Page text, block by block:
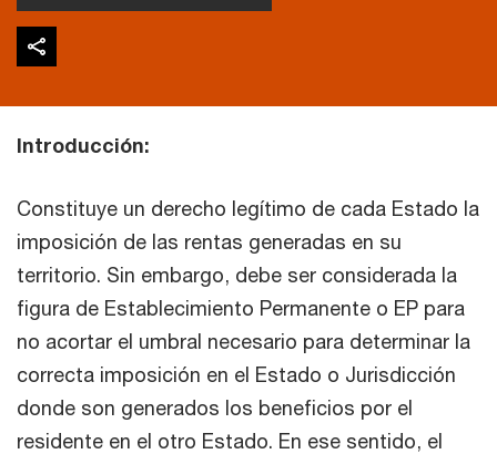
Introducción:
Constituye un derecho legítimo de cada Estado la
imposición de las rentas generadas en su
territorio. Sin embargo, debe ser considerada la
figura de Establecimiento Permanente o EP para
no acortar el umbral necesario para determinar la
correcta imposición en el Estado o Jurisdicción
donde son generados los beneficios por el
residente en el otro Estado. En ese sentido, el